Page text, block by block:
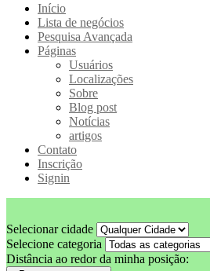
Início
Lista de negócios
Pesquisa Avançada
Páginas
Usuários
Localizações
Sobre
Blog post
Notícias
artigos
Contato
Inscrição
Signin
Selecionar cidade
Selecione categoria
Distância ao redor da minha posição: